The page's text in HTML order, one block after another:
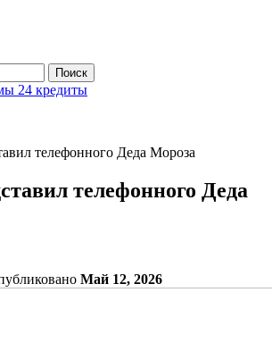
24 кредиты
телефонного Деда Мороза
телефонного Деда
Май 12, 2026